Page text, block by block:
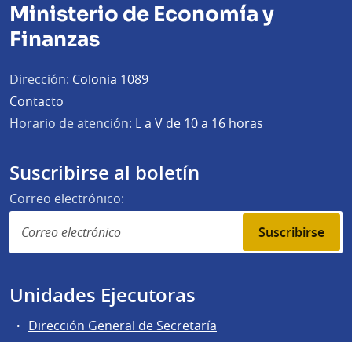
Ministerio de Economía y
Finanzas
Dirección: Colonia 1089
Contacto
Horario de atención: L a V de 10 a 16 horas
Suscribirse al boletín
Correo electrónico:
Suscribirse
Unidades Ejecutoras
Dirección General de Secretaría